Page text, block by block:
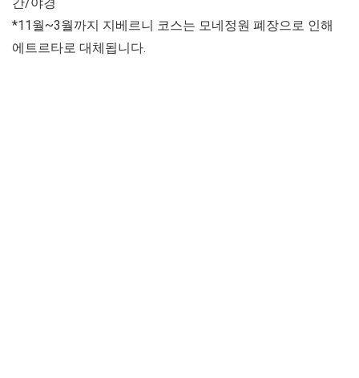
*11월~3월까지 지베르니 코스는 모네정원 폐장으로 인해
에트르타로 대체됩니다.